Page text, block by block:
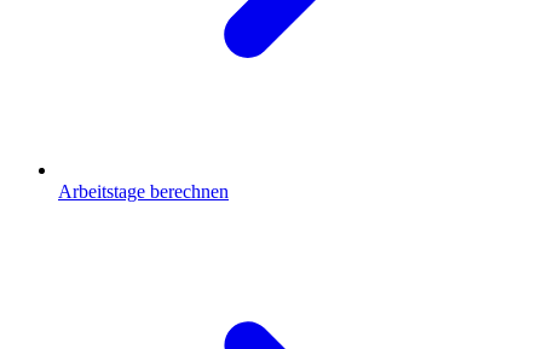
Arbeitstage berechnen